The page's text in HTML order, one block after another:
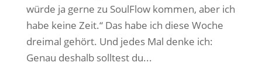
würde ja gerne zu SoulFlow kommen, aber ich
habe keine Zeit.“ Das habe ich diese Woche
dreimal gehört. Und jedes Mal denke ich:
Genau deshalb solltest du...